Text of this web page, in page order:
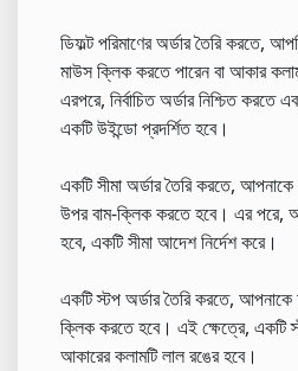
ডিফল্ট পরিমাণের অর্ডার তৈরি করতে,
মাউস ক্লিক করতে পারেন বা আকার
এরপরে, নির্বাচিত অর্ডার নিশ্চিত করতে
একটি উইন্ডো প্রদর্শিত হবে।
একটি সীমা অর্ডার তৈরি করতে, আপনাকে
উপর বাম-ক্লিক করতে হবে। এর পরে,
হবে, একটি সীমা আদেশ নির্দেশ করে।
একটি স্টপ অর্ডার তৈরি করতে, আপনাকে
ক্লিক করতে হবে। এই ক্ষেত্রে, একটি
আকারের কলামটি লাল রঙের হবে।